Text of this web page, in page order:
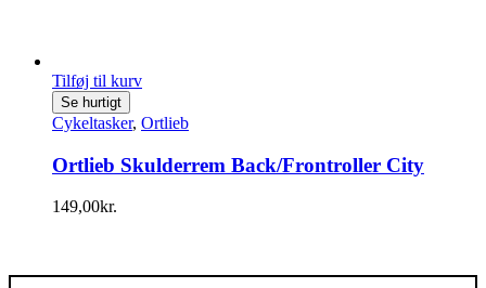
Tilføj til kurv
Se hurtigt
Cykeltasker, Ortlieb
Ortlieb Skulderrem Back/Frontroller City
149,00kr.